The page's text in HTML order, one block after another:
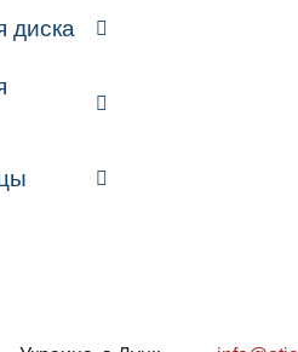
диска